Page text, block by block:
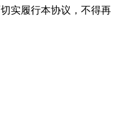
实履行本协议，不得再